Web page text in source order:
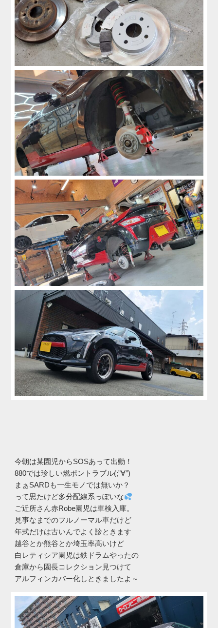
今朝は某園児からSOSあって出動！
880では珍しい燃ポントラブル(;”∀”)
まぁSARDも一生モノでは無いか？
って思たけど多分配線系っぽいな
ご近所さん赤Robe園児は車検入庫。
見事なまでのフルノーマル車だけど
年式だけは古いんでよく診ときます
越谷とか熊谷とか埼玉率高いけど
白レティシア園児は鉄ドラムやったの
倉庫から園長コレクション見つけて
アルフィンカバー化しときましたよ～